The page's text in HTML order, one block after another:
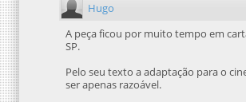
Hugo
A peça ficou por muito tempo em
SP.
Pelo seu texto a adaptação para o
ser apenas razoável.